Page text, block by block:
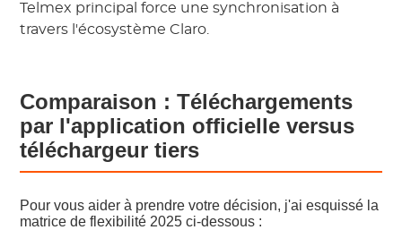
Telmex principal force une synchronisation à
travers l'écosystème Claro.
Comparaison : Téléchargements
par l'application officielle versus
téléchargeur tiers
Pour vous aider à prendre votre décision, j'ai esquissé la
matrice de flexibilité 2025 ci-dessous :